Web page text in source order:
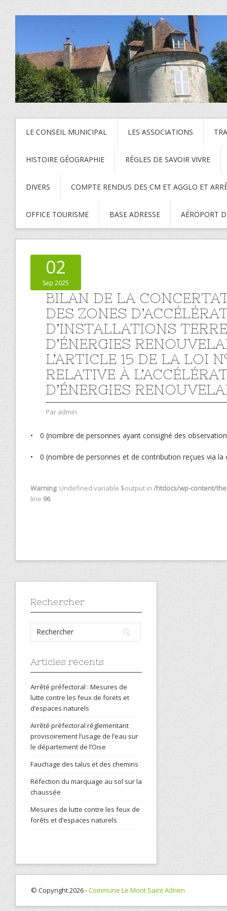
LE CONSEIL MUNICIPAL LES ASSOCIATIONS
HISTOIRE GÉOGRAPHIE RÈGLES DE SAVOIR VIVRE
DIVERS COMPTE RENDUS DES CM ET AGGLO ET
OFFICE TOURISME BASE ADRESSE AÉROPORT
02
Sep 2025
BILAN DE LA
DES ZONES
D’INSTALLATIONS
D’ÉNERGIES
L’ARTICLE 15 DE LA LOI
RELATIVE À
D’ÉNERGIES
Par admin
• 0 (nombre de personnes ayant consigné des
• 0 (nombre de personnes et de contribution reçues via la
Warning: Undefined variable $output in /htdocs/wp-content/
line 96
Rechercher
Articles récents
Arrêté préfectoral : Mesures de
lutte contre les feux de forets et
d’espaces naturels
Arrêté préfectoral réglementant
provisoirement l’usage de l’eau sur
le département de l’Oise
Fauchage des talus et des chemins
Réfection du marquage au sol sur la
chaussée
Mesures de lutte contre les feux de
forêts et d’espaces naturels
© Copyright 2026 -Commune Le Mont Saint Adrien